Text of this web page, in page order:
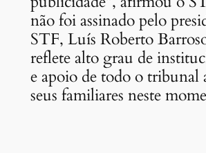
não foi assinado pelo
STF, Luís Roberto
reflete alto grau de
e apoio de todo o tribunal
seus familiares neste